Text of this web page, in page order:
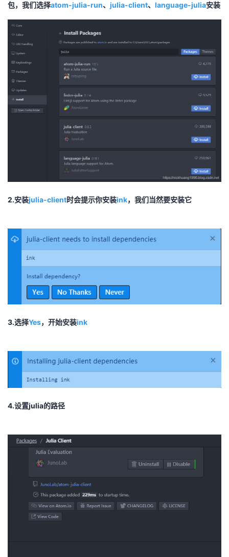
包，我们选择atom-julia-run、 julia-client、 language-julia安装
2.安装julia-client时会提示你安装ink，我们当然要安装它
3.选择Yes，开始安装ink
4.设置julia的路径